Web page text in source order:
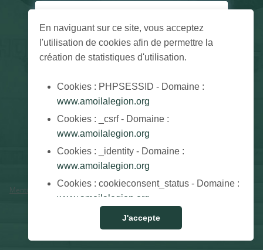
En naviguant sur ce site, vous acceptez
l'utilisation de cookies afin de permettre la
création de statistiques d'utilisation.
Cookies : PHPSESSID - Domaine :
www.amoilalegion.org
Cookies : _csrf - Domaine :
www.amoilalegion.org
Cookies : _identity - Domaine :
www.amoilalegion.org
Cookies : cookieconsent_status - Domaine :
www.amoilalegion.org
J'accepte
Don't have an account? Join the network by
entering your e-mail address.
English (US)
Mentions légales ·Conditions Générales d'Utilisation (CGU)·Politique de
Powered byHumHub